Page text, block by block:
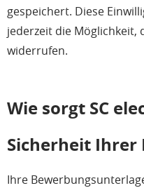
gespeichert. Diese
jederzeit die Möglichkeit,
widerrufen.
Wie sorgt SC
Sicherheit Ihrer
Ihre